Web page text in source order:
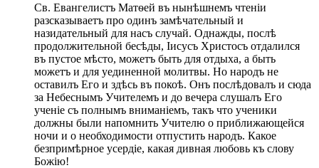
Св. Евангелистъ Матѳей въ нынѣшнемъ чтеніи
разсказываетъ про одинъ замѣчательный и
назидательный для насъ случай. Однажды, послѣ
продолжительной бесѣды, Іисусъ Христосъ отдалился
въ пустое мѣсто, можетъ быть для отдыха, а быть
можетъ и для уединенной молитвы. Но народъ не
оставилъ Его и здѣсь въ покоѣ. Онъ послѣдовалъ и сюда
за Небеснымъ Учителемъ и до вечера слушалъ Его
ученіе съ полнымъ вниманіемъ, такъ что ученики
должны были напомнить Учителю о приближающейся
ночи и о необходимости отпустить народъ. Какое
безпримѣрное усердіе, какая дивная любовь къ слову
Божію!